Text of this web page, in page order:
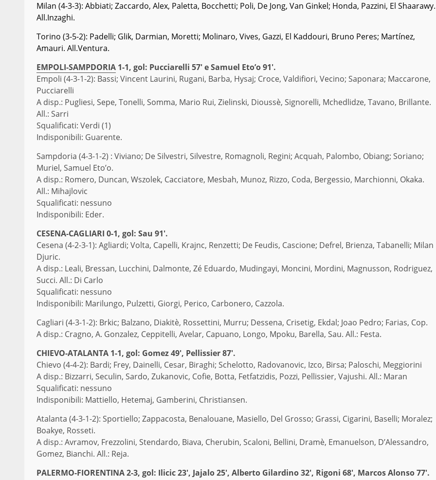
Milan (4-3-3): Abbiati; Zaccardo, Alex, Paletta, Bocchetti; Poli, De Jong, Van Ginkel; Honda, Pazzini, El Shaarawy.
All.Inzaghi.
Torino (3-5-2): Padelli; Glik, Darmian, Moretti; Molinaro, Vives, Gazzi, El Kaddouri, Bruno Peres; Martínez,
Amauri. All.Ventura.
EMPOLI-SAMPDORIA 1-1, gol: Pucciarelli 57′ e Samuel Eto’o 91′.
Empoli (4-3-1-2): Bassi; Vincent Laurini, Rugani, Barba, Hysaj; Croce, Valdifiori, Vecino; Saponara; Maccarone,
Pucciarelli
A disp.: Pugliesi, Sepe, Tonelli, Somma, Mario Rui, Zielinski, Dioussè, Signorelli, Mchedlidze, Tavano, Brillante.
All.: Sarri
Squalificati: Verdi (1)
Indisponibili: Guarente.
Sampdoria (4-3-1-2) : Viviano; De Silvestri, Silvestre, Romagnoli, Regini; Acquah, Palombo, Obiang; Soriano;
Muriel, Samuel Eto’o.
A disp.: Romero, Duncan, Wszolek, Cacciatore, Mesbah, Munoz, Rizzo, Coda, Bergessio, Marchionni, Okaka.
All.: Mihajlovic
Squalificati: nessuno
Indisponibili: Eder.
CESENA-CAGLIARI 0-1, gol: Sau 91′.
Cesena (4-2-3-1): Agliardi; Volta, Capelli, Krajnc, Renzetti; De Feudis, Cascione; Defrel, Brienza, Tabanelli; Milan
Djuric.
A disp.: Leali, Bressan, Lucchini, Dalmonte, Zé Eduardo, Mudingayi, Moncini, Mordini, Magnusson, Rodriguez,
Succi. All.: Di Carlo
Squalificati: nessuno
Indisponibili: Marilungo, Pulzetti, Giorgi, Perico, Carbonero, Cazzola.
Cagliari (4-3-1-2): Brkic; Balzano, Diakitè, Rossettini, Murru; Dessena, Crisetig, Ekdal; Joao Pedro; Farias, Cop.
A disp.: Cragno, A. Gonzalez, Ceppitelli, Avelar, Capuano, Longo, Mpoku, Barella, Sau. All.: Festa.
CHIEVO-ATALANTA 1-1, gol: Gomez 49′, Pellissier 87′.
Chievo (4-4-2): Bardi; Frey, Dainelli, Cesar, Biraghi; Schelotto, Radovanovic, Izco, Birsa; Paloschi, Meggiorini
A disp.: Bizzarri, Seculin, Sardo, Zukanovic, Cofie, Botta, Fetfatzidis, Pozzi, Pellissier, Vajushi. All.: Maran
Squalificati: nessuno
Indisponibili: Mattiello, Hetemaj, Gamberini, Christiansen.
Atalanta (4-3-1-2): Sportiello; Zappacosta, Benalouane, Masiello, Del Grosso; Grassi, Cigarini, Baselli; Moralez;
Boakye, Rosseti.
A disp.: Avramov, Frezzolini, Stendardo, Biava, Cherubin, Scaloni, Bellini, Dramè, Emanuelson, D’Alessandro,
Gomez, Bianchi. All.: Reja.
PALERMO-FIORENTINA 2-3, gol: Ilicic 23′, Jajalo 25′, Alberto Gilardino 32′, Rigoni 68′, Marcos Alonso 77′.